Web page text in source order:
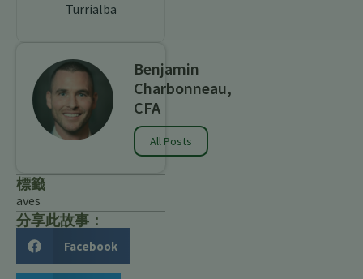
Turrialba
Benjamin
Charbonneau,
CFA
All Posts
標籤
aves
分享此故事：
Facebook